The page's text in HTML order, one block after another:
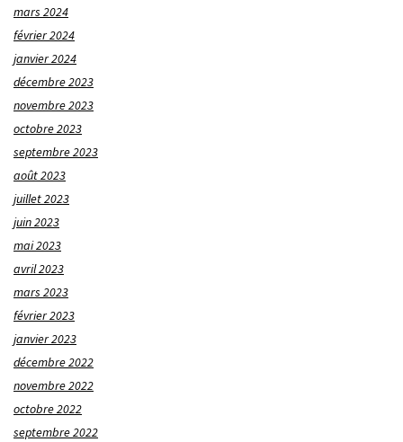
mars 2024
février 2024
janvier 2024
décembre 2023
novembre 2023
octobre 2023
septembre 2023
août 2023
juillet 2023
juin 2023
mai 2023
avril 2023
mars 2023
février 2023
janvier 2023
décembre 2022
novembre 2022
octobre 2022
septembre 2022